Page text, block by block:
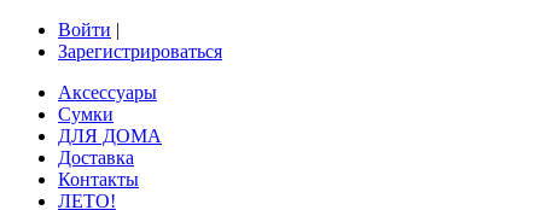
Войти |
Зарегистрироваться
Аксессуары
Сумки
ДЛЯ ДОМА
Доставка
Контакты
ЛЕТО!